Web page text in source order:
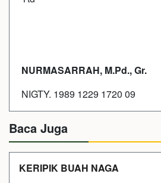
NURMASARRAH, M.Pd., Gr.
NIGTY. 1989 1229 1720 09
Baca Juga
KERIPIK BUAH NAGA